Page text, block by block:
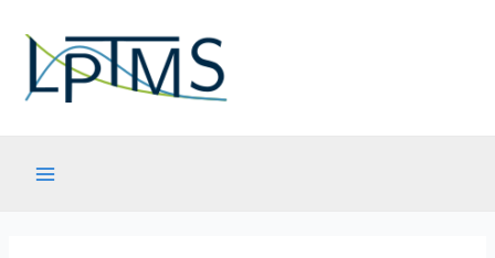
contenu